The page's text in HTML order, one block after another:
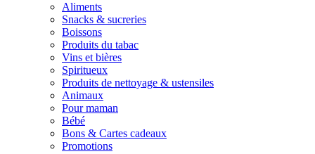
Aliments
Snacks & sucreries
Boissons
Produits du tabac
Vins et bières
Spiritueux
Produits de nettoyage & ustensiles
Animaux
Pour maman
Bébé
Bons & Cartes cadeaux
Promotions